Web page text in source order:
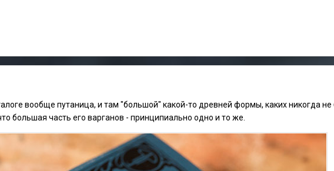
вообще путаница, и там "большой" какой-то древней формы, каких никогда
большая часть его варганов - принципиально одно и то же.